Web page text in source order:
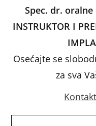
Spec. dr.
INSTRUKTOR I
Osećajte se
za sva